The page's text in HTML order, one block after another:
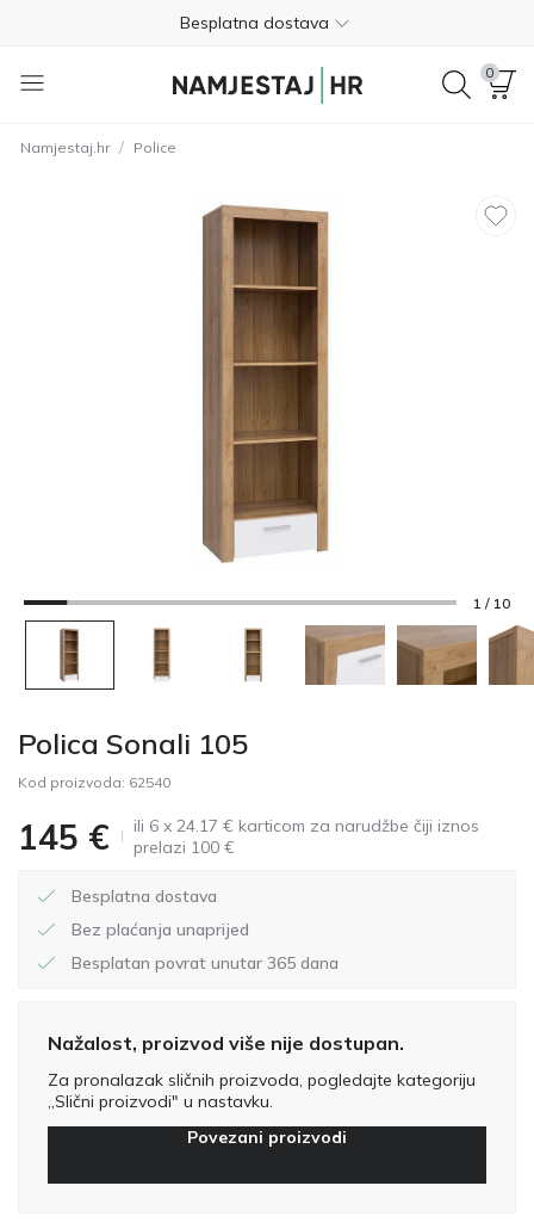
Besplatna dostava
Nije potrebno plaćanje unaprijed
Besplatna dostava
Nije potrebno plaćanje unaprijed
Besplatan povrat unutar 365 dana
01 8000 383
0
Namjestaj.hr / Police
1 / 10
Polica Sonali 105
Kod proizvoda: 62540
145 €
ili 6 x 24.17 € karticom za narudžbe čiji iznos
prelazi 100 €
Besplatna dostava
Bez plaćanja unaprijed
Besplatan povrat unutar 365 dana
Nažalost, proizvod više nije dostupan.
Za pronalazak sličnih proizvoda, pogledajte kategoriju
„Slični proizvodi" u nastavku.
Povezani proizvodi